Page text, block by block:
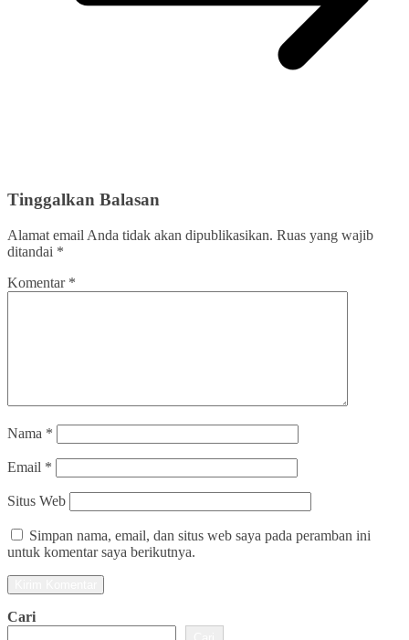
Tinggalkan Balasan
Alamat email Anda tidak akan dipublikasikan. Ruas yang wajib
ditandai *
Komentar *
Nama *
Email *
Situs Web
Simpan nama, email, dan situs web saya pada peramban ini
untuk komentar saya berikutnya.
Cari